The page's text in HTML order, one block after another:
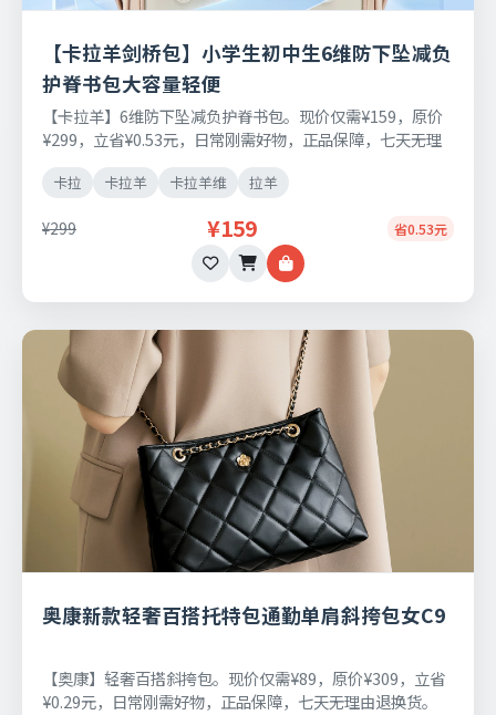
【卡拉羊剑桥包】小学生初中生6维防下坠减负
护脊书包大容量轻便
【卡拉羊】6维防下坠减负护脊书包。现价仅需¥159，原价
¥299，立省¥0.53元，日常刚需好物，正品保障，七天无理
卡拉 卡拉羊 卡拉羊维 拉羊
¥299 ¥159 省0.53元
奥康新款轻奢百搭托特包通勤单肩斜挎包女C9
【奥康】轻奢百搭斜挎包。现价仅需¥89，原价¥309，立省
¥0.29元，日常刚需好物，正品保障，七天无理由退换货。